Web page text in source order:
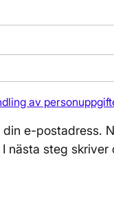
av
e-postadress.
nästa steg